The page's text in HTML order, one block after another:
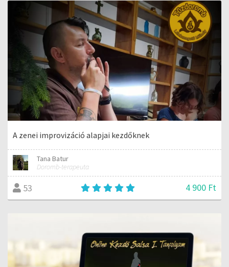
A zenei improvizáció alapjai kezdőknek
Tana Batur
Doromb-terapeuta
53 4 900 Ft